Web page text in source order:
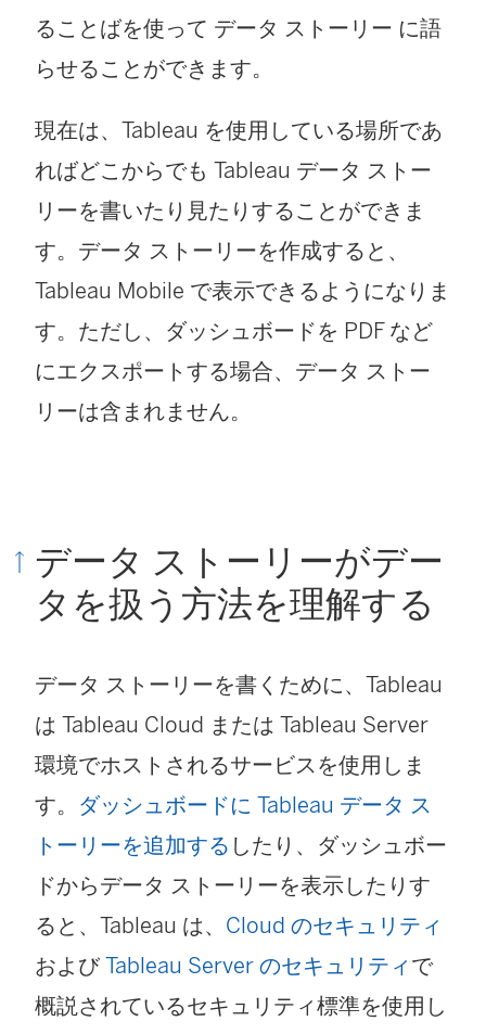
ることばを使って データ ストーリー に語
らせることができます。
現在は、Tableau を使用している場所であ
ればどこからでも Tableau データ ストー
リーを書いたり見たりすることができま
す。データ ストーリーを作成すると、
Tableau Mobile で表示できるようになりま
す。ただし、ダッシュボードを PDF など
にエクスポートする場合、データ ストー
リーは含まれません。
データ ストーリーがデー
タを扱う方法を理解する
データ ストーリーを書くために、Tableau
は Tableau Cloud または Tableau Server
環境でホストされるサービスを使用しま
す。 ダッシュボードに Tableau データ ス
トーリーを追加する したり、ダッシュボー
ドからデータ ストーリーを表示したりす
ると、Tableau は、 Cloud のセキュリティ
およびTableau Server のセキュリティ で
概説されているセキュリティ標準を使用し